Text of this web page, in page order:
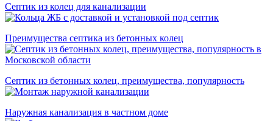
Септик из колец для канализации
Преимущества септика из бетонных колец
Септик из бетонных колец, преимущества, популярность
Наружная канализация в частном доме